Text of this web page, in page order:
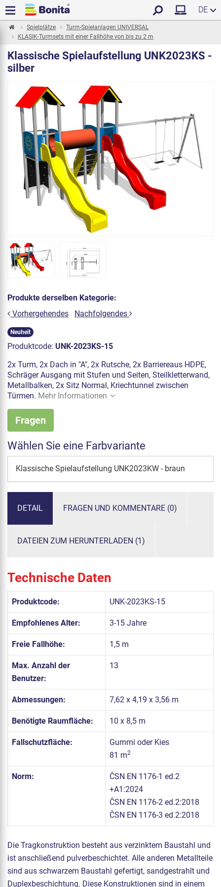
DE
Spielplätze
Turm-Spielanlagen UNIVERSAL
KLASIK-Turmsets mit einer Fallhöhe von bis zu 2 m
Klassische Spielaufstellung UNK2023KS -
silber
Produkte derselben Kategorie:
Vorhergehendes
Nachfolgendes
Neuheit
Produktcode: UNK-2023KS-15
2x Turm, 2x Dach in "A", 2x Rutsche, 2x Barriereaus HDPE,
Schräger Ausgang mit Stufen und Seiten, Steilkletterwand,
Metallbalken, 2x Sitz Normal, Kriechtunnel zwischen
Türmen. Mehr Informationen
Fragen
Wählen Sie eine Farbvariante
Klassische Spielaufstellung UNK2023KW - braun
DETAIL FRAGEN UND KOMMENTARE (0)
DATEIEN ZUM HERUNTERLADEN (1)
Technische Daten
Produktcode: UNK-2023KS-15
Empfohlenes Alter: 3-15 Jahre
Freie Fallhöhe: 1,5 m
Max. Anzahl der
Benutzer:
13
Abmessungen: 7,62 x 4,19 x 3,56 m
Benötigte Raumfläche: 10 x 8,5 m
Fallschutzfläche:
Gummi oder Kies
81 m2
Norm:
ČSN EN 1176-1 ed.2
+A1:2024
ČSN EN 1176-2 ed.2:2018
ČSN EN 1176-3 ed.2:2018
Die Tragkonstruktion besteht aus verzinktem Baustahl und
ist anschließend pulverbeschichtet. Alle anderen Metallteile
sind aus schwarzem Baustahl gefertigt, sandgestrahlt und
Duplexbeschichtung. Diese Konstruktionen sind in einem